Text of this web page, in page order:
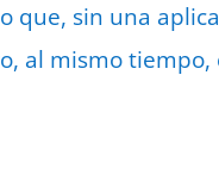
que, sin una
al mismo tiempo,